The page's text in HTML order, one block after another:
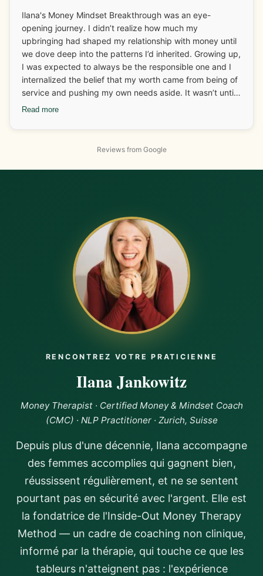
Ilana's Money Mindset Breakthrough was an eye-
opening journey. I didn’t realize how much my
upbringing had shaped my relationship with money until
we dove deep into the patterns I’d inherited. Growing up,
I was expected to always be the responsible one and I
internalized the belief that my worth came from being of
service and pushing my own needs aside. It wasn’t until I
started looking at those deep-rooted beliefs that I
emotional history. Working with Ilana, I started
recognizing that I didn’t need food to “pause” my
the confidence to raise my rates and a client not only
accepted the increase but gave me more work, helping
me hit my income goals for the next few months. The
shift in how I view myself, my worth, and money has
been profound. I'm starting to receive abundance again
and now I’m doing it from a place of alignment, setting
boundaries, and giving myself permission to receive. If
you're ready to break free from old money stories and
step into a life of abundance and self-empowerment, I
Read more
Reviews from Google
RENCONTREZ VOTRE PRATICIENNE
Ilana Jankowitz
Money Therapist · Certified Money & Mindset Coach
(CMC) · NLP Practitioner · Zurich, Suisse
Depuis plus d'une décennie, Ilana accompagne
des femmes accomplies qui gagnent bien,
réussissent régulièrement, et ne se sentent
pourtant pas en sécurité avec l'argent. Elle est
la fondatrice de l'Inside-Out Money Therapy
Method — un cadre de coaching non clinique,
informé par la thérapie, qui touche ce que les
tableurs n'atteignent pas : l'expérience